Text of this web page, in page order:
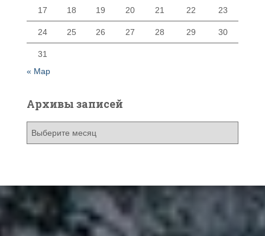
17 18 19 20 21 22 23
24 25 26 27 28 29 30
31
« Мар
Архивы записей
п